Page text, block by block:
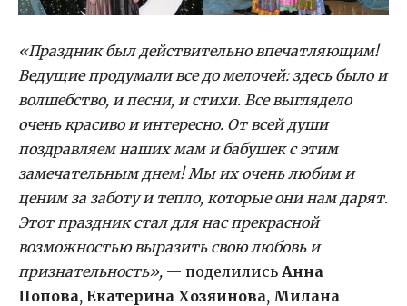
«Праздник был действительно впечатляющим!
Ведущие продумали все до мелочей: здесь было и
волшебство, и песни, и стихи. Все выглядело
очень красиво и интересно. От всей души
поздравляем наших мам и бабушек с этим
замечательным днем! Мы их очень любим и
ценим за заботу и тепло, которые они нам дарят.
Этот праздник стал для нас прекрасной
возможностью выразить свою любовь и
признательность», — поделились Анна
Попова, Екатерина Хозяинова, Милана